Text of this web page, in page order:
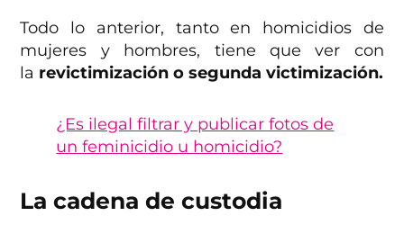
Todo lo anterior, tanto en homicidios de
mujeres y hombres, tiene que ver con
la revictimización o segunda victimización.
¿Es ilegal filtrar y publicar fotos de
un feminicidio u homicidio?
La cadena de custodia